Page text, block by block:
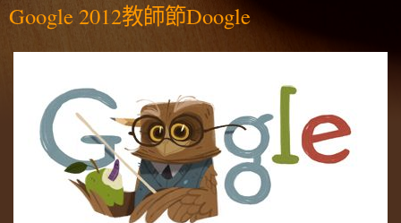
Google 2012教師節Doogle